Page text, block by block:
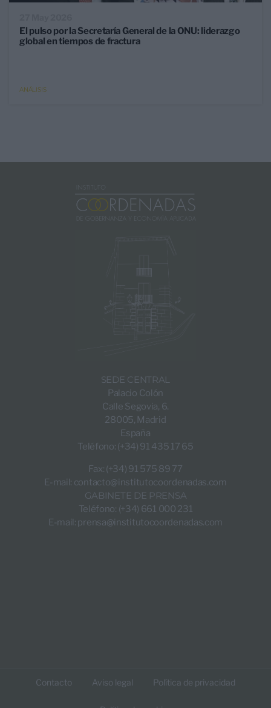
El pulso por la Secretaría General de la ONU: liderazgo
global en tiempos de fractura
ANÁLISIS
SEDE CENTRAL
Palacio Colón
Calle Segovia, 6.
28005, Madrid
España
Teléfono: (+34) 91 435 17 65
Fax: (+34) 91 575 89 77
E-mail: contacto@institutocoordenadas.com
GABINETE DE PRENSA
Teléfono: (+34) 661 000 231
E-mail: prensa@institutocoordenadas.com
Contacto Aviso legal Política de privacidad